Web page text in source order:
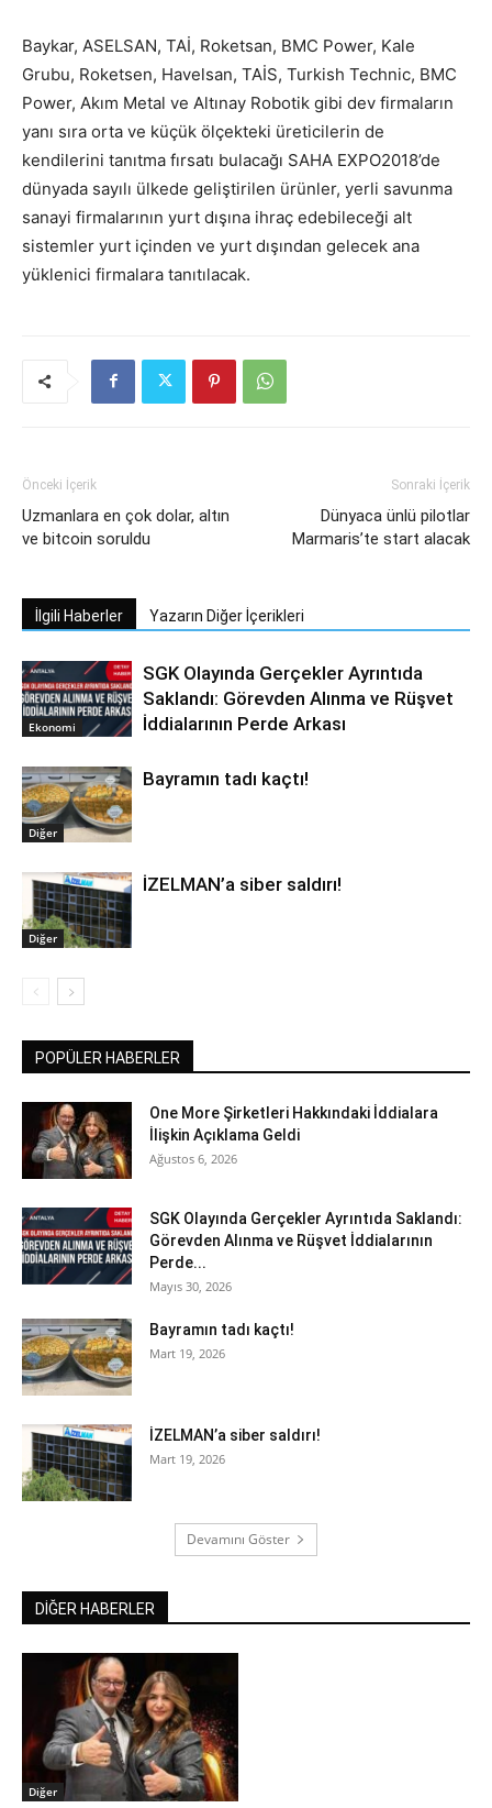
Baykar, ASELSAN, TAİ, Roketsan, BMC Power, Kale
Grubu, Roketsen, Havelsan, TAİS, Turkish Technic, BMC
Power, Akım Metal ve Altınay Robotik gibi dev firmaların
yanı sıra orta ve küçük ölçekteki üreticilerin de
kendilerini tanıtma fırsatı bulacağı SAHA EXPO2018’de
dünyada sayılı ülkede geliştirilen ürünler, yerli savunma
sanayi firmalarının yurt dışına ihraç edebileceği alt
sistemler yurt içinden ve yurt dışından gelecek ana
yüklenici firmalara tanıtılacak.
Önceki İçerik
Uzmanlara en çok dolar, altın
ve bitcoin soruldu
Sonraki İçerik
Dünyaca ünlü pilotlar
Marmaris’te start alacak
İlgili Haberler Yazarın Diğer İçerikleri
Ekonomi
SGK Olayında Gerçekler Ayrıntıda
Saklandı: Görevden Alınma ve Rüşvet
İddialarının Perde Arkası
Diğer
Bayramın tadı kaçtı!
Diğer
İZELMAN’a siber saldırı!
POPÜLER HABERLER
One More Şirketleri Hakkındaki İddialara
İlişkin Açıklama Geldi
Ağustos 6, 2026
SGK Olayında Gerçekler Ayrıntıda Saklandı:
Görevden Alınma ve Rüşvet İddialarının
Perde...
Mayıs 30, 2026
Bayramın tadı kaçtı!
Mart 19, 2026
İZELMAN’a siber saldırı!
Mart 19, 2026
Devamını Göster
DİĞER HABERLER
Diğer